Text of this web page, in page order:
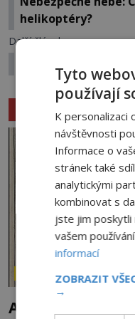
helikoptéry?
Další článek
Související články
Ayia Napa:
Tyto
používají
K personalizaci
návštěvnosti
Informace o
stránek také
analytickými
kombinovat s
jste jim poskytli
vašem
informací
ZOBRAZIT
→